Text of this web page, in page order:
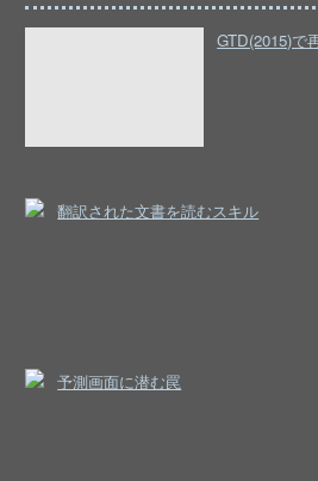
GTD(2015)で
翻訳された文書を読むスキル
予測画面に潜む罠